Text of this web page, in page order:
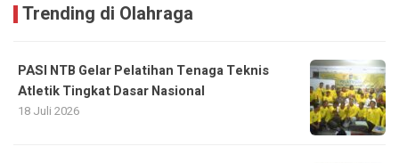
Trending di Olahraga
PASI NTB Gelar Pelatihan Tenaga Teknis
Atletik Tingkat Dasar Nasional
18 Juli 2026